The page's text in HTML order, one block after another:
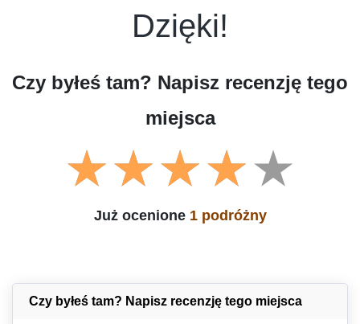
Dzięki!
Czy byłeś tam? Napisz recenzję tego
miejsca
Już ocenione 1 podróżny
Czy byłeś tam? Napisz recenzję tego miejsca